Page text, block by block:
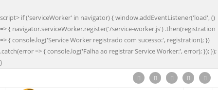
script> if ('serviceWorker' in navigator) { window.addEventListener('load', ()
=> { navigator.serviceWorker.register('/service-worker.js') .then(registration
=> { console.log('Service Worker registrado com sucesso:', registration); })
.catch(error => { console.log('Falha ao registrar Service Worker:', error); }); });
}